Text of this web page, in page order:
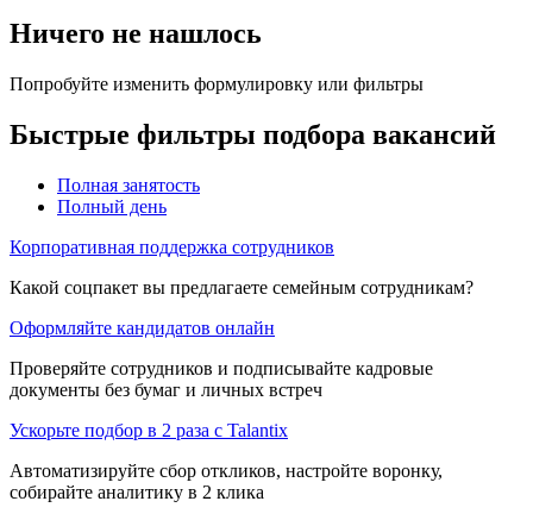
Ничего не нашлось
Попробуйте изменить формулировку или фильтры
Быстрые фильтры подбора вакансий
Полная занятость
Полный день
Корпоративная поддержка сотрудников
Какой соцпакет вы предлагаете семейным сотрудникам?
Оформляйте кандидатов онлайн
Проверяйте сотрудников и подписывайте кадровые
документы без бумаг и личных встреч
Ускорьте подбор в 2 раза с Talantix
Автоматизируйте сбор откликов, настройте воронку,
собирайте аналитику в 2 клика